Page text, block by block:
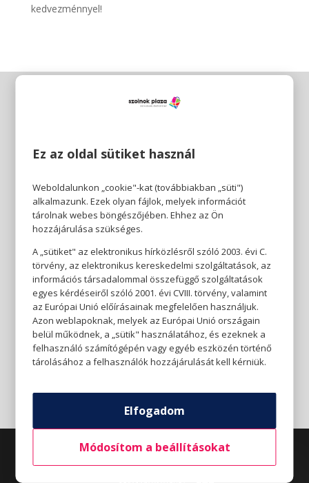
kedvezménnyel!
Ez az oldal sütiket használ
Weboldalunkon „cookie"-kat (továbbiakban „süti")
alkalmazunk. Ezek olyan fájlok, melyek információt
tárolnak webes böngészőjében. Ehhez az Ön
hozzájárulása szükséges.
A „sütiket" az elektronikus hírközlésről szóló 2003. évi C.
törvény, az elektronikus kereskedelmi szolgáltatások, az
információs társadalommal összefüggő szolgáltatások
egyes kérdéseiről szóló 2001. évi CVIII. törvény, valamint
az Európai Unió előírásainak megfelelően használjuk.
Azon weblapoknak, melyek az Európai Unió országain
belül működnek, a „sütik" használatához, és ezeknek a
felhasználó számítógépén vagy egyéb eszközén történő
tárolásához a felhasználók hozzájárulását kell kérniük.
Elfogadom
Módosítom a beállításokat